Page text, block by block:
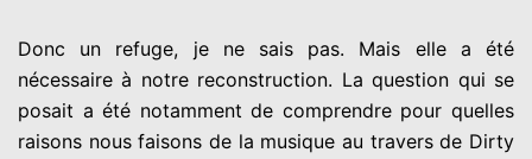
Donc un refuge, je ne sais pas. Mais elle a été
nécessaire à notre reconstruction. La question qui se
posait a été notamment de comprendre pour quelles
raisons nous faisons de la musique au travers de Dirty